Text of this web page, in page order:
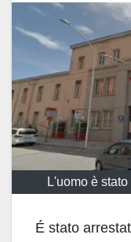
L'uomo è
É stato